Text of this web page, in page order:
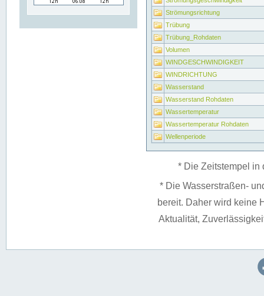
Strömungsrichtung
Trübung
Trübung_Rohdaten
Volumen
WINDGESCHWINDIGKEIT
WINDRICHTUNG
Wasserstand
Wasserstand Rohdaten
Wassertemperatur
Wassertemperatur Rohdaten
Wellenperiode
* Die Zeitstempel in
* Die Wasserstraßen-
bereit. Daher wird keine
Aktualität,